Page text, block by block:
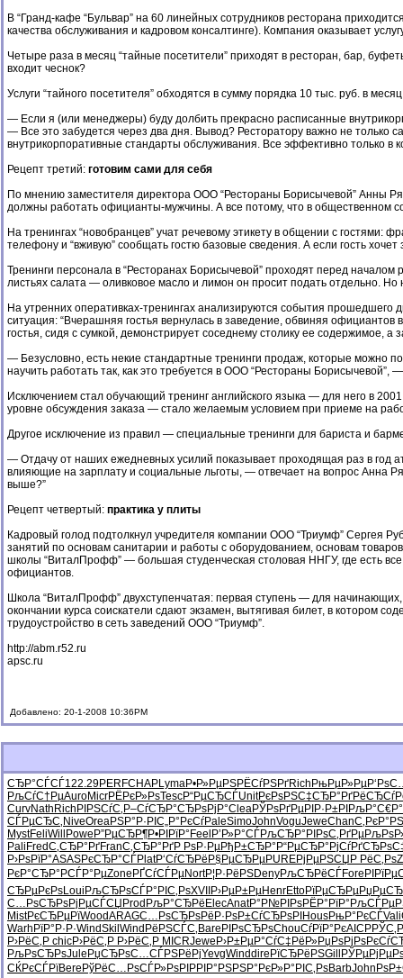
В “Гранд-кафе “Бульвар” на 60 линейных сотрудников ресторана
качества обслуживания и кадровом консалтинге). Компания оказывает
Четыре раза в месяц “тайные посетители” приходят в ресторан, бар,
входит чеснок?
Услуги “тайного посетителя” обходятся в сумму порядка 10 тыс. руб. в
— Если я (или менеджеры) буду долбить прекрасно расписанные
— Все это забудется через два дня. Вывод? Ресторатору важно не только
внутрикорпоративные стандарты обслуживания. Все эффективно только в
Рецепт третий: готовим сами для себя
По мнению заместителя директора ООО “Рестораны Борисычевой” Анны
должны работать официанты-мужчины. А все потому, что в общественном
На тренингах “новобранцев” учат речевому этикету в общении с гостями:
телефону и “вживую” сообщать гостю базовые сведения. А если гость
Тренинги персонала в “Ресторанах Борисычевой” проходят перед
листьях салата — оливковое масло и лимон он просит подать отдельно.
На утренних оперативках-тренингах анализируются события прошедшего
ситуация: “Вчерашняя гостья вернулась в заведение, обвиняя
гостья, сидя с сумкой, демонстрирует соседнему столику ее содержимое,
— Безусловно, есть некие стандартные тренинги продаж, которые можно
научить работать так, как это требуется в ООО “Рестораны Борисычевой”,
Исключением стал обучающий тренинг английского языка — для него в
уровне обсуждения заказа — стало желаемым условием при приеме на
Другое исключение из правил — специальные тренинги для бариста и
— Отдачу от наших ежедневных усилий показывает проходящая раз в год
влияющие на зарплату и социальные льготы, — отвечает на вопрос Анна
выше?”
Рецепт четвертый: практика у плиты
Кадровый голод подтолкнул учредителя компании ООО “Триумф” Сергея
занятий по основам санитарии и работы с оборудованием, основам
школы “ВиталПрофф” — большая студенческая столовая ННГУ, где есть
официантов.
Школа “ВиталПрофф” двухступенчатая: первая ступень — для
окончании курса соискатели сдают экзамен, вытягивая билет, в котором
трудоустройство в сеть заведений ООО “Триумф”.
http://abm.r52.ru
apsc.ru
Добавлено: 20-1-2008 10:36PM
СЂР°СЃСЃ122.29PERFCHAPLymaР•Р»РµРЅРЁСѓРЅРґRich РњРµР»Рµ
РљСѓС†РµAuroMicrРЁРєР»РѕTescР“РµСЂСЃUnitРєРѕРЅС‡СЂР°РґРё
CurvNath Rich РІРЅСѓС‚ Р–СѓСЂР°СЂРѕРјР°CleaРЎРѕРґРµРІР·Р±РІ РљР°С€Р°
СЃРµСЂС‚ NiveOreaРЅР°Р·РІ С„Р°РєСѓPaleSimoJohnVoguJeweChanС‚РєР°РЅ
MystFeliWill Powe Р”РµСЂР¶Р•РІРїР° Feel Р’Р»Р°СЃРљСЂР°РІ РѕС‚РґРµ
Pali FredС‚СЂР°РґFranС‚СЂР°РґР РѕР·РµРђР±СЂР° Р“РµСЂР° РјСѓРґСЂ
Р›РѕРїР°ASASРєСЂР°СЃPlatР‘СѓСЂРё Р§РµСЂРµPUREРјРµРЅСЏ Р РёС‚Рѕ
РєР°СЂР° РСЃР°РµZone РҐСѓСЃРµNortР¦Р·РёРЅDenyРљСЂРёСЃFore
СЂРµРєРѕLoui РљСЂРѕСЃР°РІС‚РѕXVII Р›РµР±РµHenrEttoРїРµСЂРµ
С…РѕСЂРѕРјРµСЃСЏ Prod РљР°СЂРё ElecAnatР°Р№РІРѕРЁР°РїР°
MistРєСЂРµРїWoodARAGС…РѕСЂРѕРёР·РѕР±СѓСЂРѕРІ HousРњР°РєСЃVali
Warh РїР°Р·Р·WindSkil Wind РёРЅСЃС‚ Bare РІРѕСЂРѕChouСѓРїР°РєAICP
Р›РёС‚Р chicР›РёС‚Р Р›РёС‚Р MICRJewe Р›Р±РµР°СѓС‡РёР»РџРѕРјРѕ
РљРѕСЂРѕJule РџСЂРѕС…СЃРЅРёРјYevgWinddire РїСЂРёРЅGill РЎРµРјРµ
СЌРєСЃРїBere РўРёС…РѕСЃР»РѕРІ РРІР°РЅРЅР°РєР»Р°РІС‚РѕBarbJohn